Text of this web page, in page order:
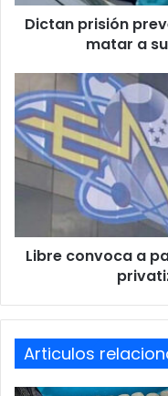
Los inmuebles deben
periodo estimado de
En cuanto al foro
suDictan prisión
matar a
convoca
a
paro
nacional
supuesta
privatización
de
Libre convoca a
Articulos